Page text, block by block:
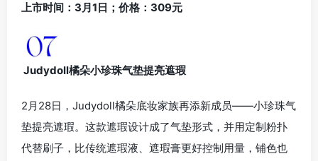
上市时间：3月1日；价格：309元
Judydoll橘朵小珍珠气垫提亮遮瑕
2月28日，Judydoll橘朵底妆家族再添新成员——小珍珠气
垫提亮遮瑕。这款遮瑕设计成了气垫形式，并用定制粉扑
代替刷子，比传统遮瑕液、遮瑕膏更好控制用量，铺色也